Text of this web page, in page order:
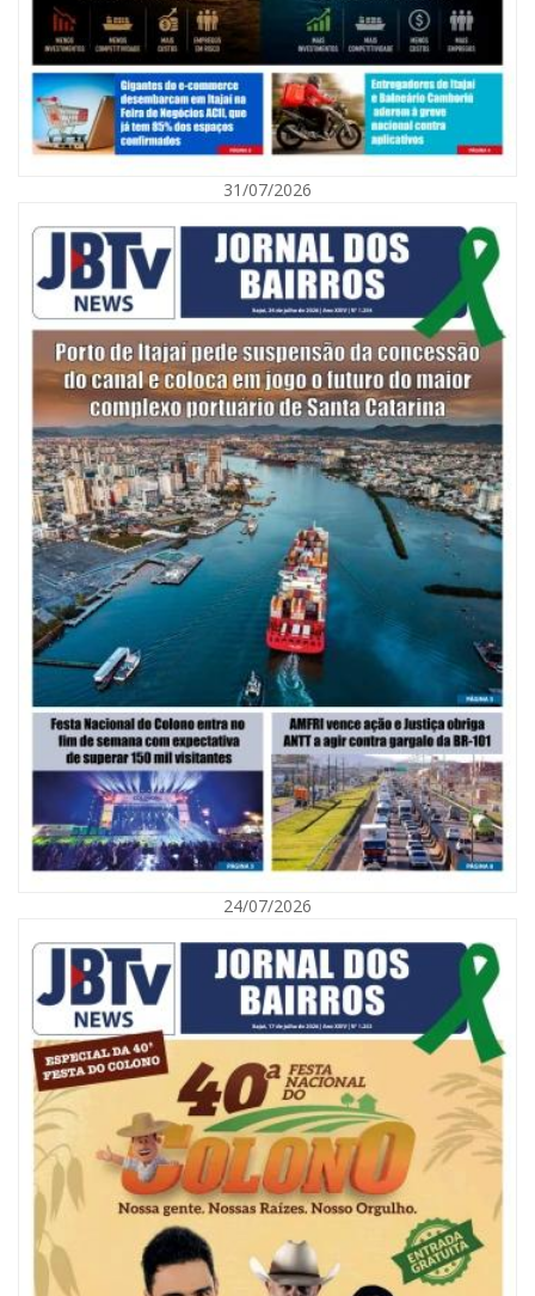
Defesa Civil de Itajaí alerta para chuva, ventos fortes e queda de
temperatura
ITAJAÍ
06/08/2026 | 10:02
Audiência pública debate Programa Municipal de Habitação de Interesse
Social em Itajaí
31/07/2026
24/07/2026